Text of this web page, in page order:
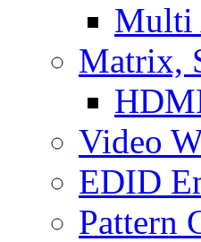
Multi
Matrix,
Video
EDID
Pattern